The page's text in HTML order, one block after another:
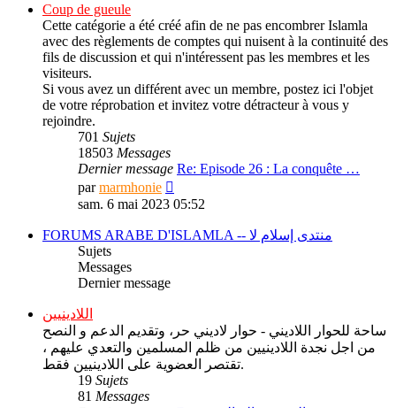
Coup de gueule
Cette catégorie a été créé afin de ne pas encombrer Islamla
avec des règlements de comptes qui nuisent à la continuité des
fils de discussion et qui n'intéressent pas les membres et les
visiteurs.
Si vous avez un différent avec un membre, postez ici l'objet
de votre réprobation et invitez votre détracteur à vous y
rejoindre.
701 Sujets
18503 Messages
Dernier message Re: Episode 26 : La conquête …
parmarmhonie
le
message
sam. 6 mai 2023 05:52
FORUMS ARABE D'ISLAMLA -- منتدى إسلام لا
Sujets
Messages
Dernier message
اللادينيين
ساحة للحوار اللاديني - حوار لاديني حر، وتقديم الدعم و النصح
من اجل نجدة اللادينيين من ظلم المسلمين والتعدي عليهم ،
تقتصر العضوية على اللادينيين فقط.
19 Sujets
81 Messages